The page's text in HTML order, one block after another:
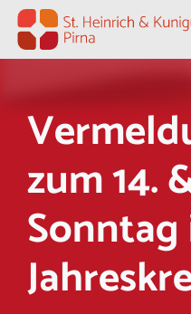
Zum Inhalt springen
zum 14.